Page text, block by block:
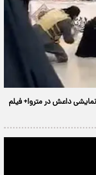
داعش در مترو!+ فیلم